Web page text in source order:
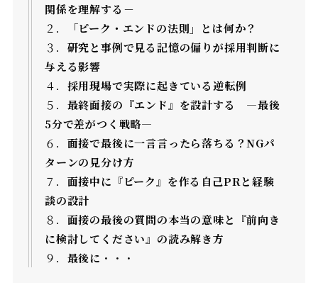
関係を理解する －
２．
「ピーク・エンドの法則」とは何か？
３． 研究と事例で見る記憶の偏りが採用判断に
与える影響
４． 採用現場で実際に起きている逆転例
５． 最終面接の『エンド』を設計する ―最後
5分で差がつく戦略―
６． 面接で最後に一言言ったら落ちる？NGパ
ターンの見分け方
７． 面接中に『ピーク』を作る自己PRと経験
談の設計
８． 面接の最後の質問の本当の意味と『前向き
に検討してください』の読み解き方
９． 最後に ・・・